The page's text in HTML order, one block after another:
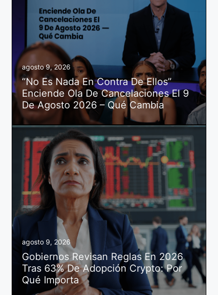
agosto 9, 2026
“No Es Nada En Contra De Ellos”
Enciende Ola De Cancelaciones El 9
De Agosto 2026 – Qué Cambia
agosto 9, 2026
Gobiernos Revisan Reglas En 2026
Tras 63% De Adopción Crypto: Por
Qué Importa